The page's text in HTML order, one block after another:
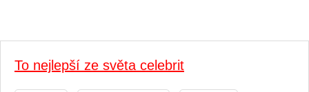
To nejlepší ze světa celebrit